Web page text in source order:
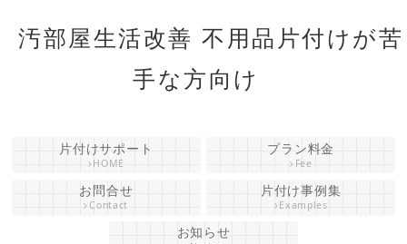
汚部屋生活改善 不用品片付けが苦
手な方向け
片付けサポート
HOME
プラン料金
Fee
お問合せ
Contact
片付け事例集
Examples
お知らせ